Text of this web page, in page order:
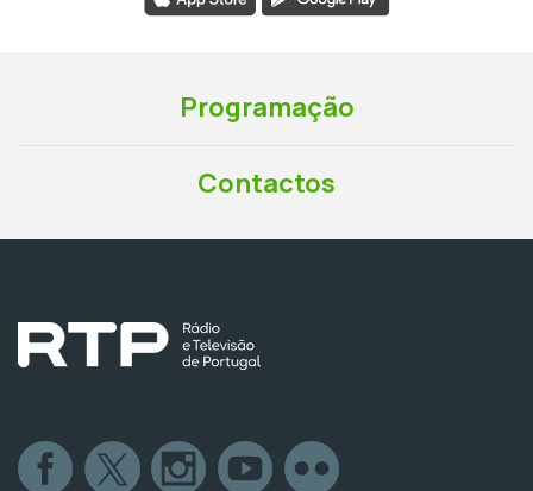
Programação
Contactos